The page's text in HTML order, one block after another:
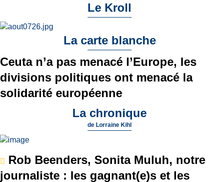
Le Kroll
La carte blanche
Ceuta n’a pas menacé l’Europe, les
divisions politiques ont menacé la
solidarité européenne
La chronique
de Lorraine Kihl
Rob Beenders, Sonita Muluh, notre
journaliste : les gagnant(e)s et les